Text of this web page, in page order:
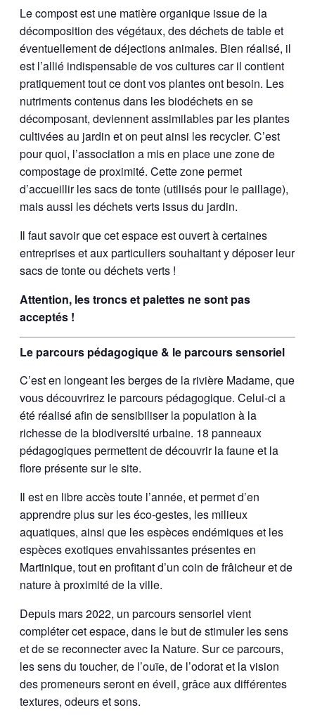
Le compost est une matière organique issue de la
décomposition des végétaux, des déchets de table et
éventuellement de déjections animales. Bien réalisé, il
est l’allié indispensable de vos cultures car il contient
pratiquement tout ce dont vos plantes ont besoin. Les
nutriments contenus dans les biodéchets en se
décomposant, deviennent assimilables par les plantes
cultivées au jardin et on peut ainsi les recycler. C’est
pour quoi, l’association a mis en place une zone de
compostage de proximité. Cette zone permet
d’accueillir les sacs de tonte (utilisés pour le paillage),
mais aussi les déchets verts issus du jardin.
Il faut savoir que cet espace est ouvert à certaines
entreprises et aux particuliers souhaitant y déposer leur
sacs de tonte ou déchets verts !
Attention, les troncs et palettes ne sont pas
acceptés !
Le parcours pédagogique & le parcours sensoriel
C’est en longeant les berges de la rivière Madame, que
vous découvrirez le parcours pédagogique. Celui-ci a
été réalisé afin de sensibiliser la population à la
richesse de la biodiversité urbaine. 18 panneaux
pédagogiques permettent de découvrir la faune et la
flore présente sur le site.
Il est en libre accès toute l’année, et permet d’en
apprendre plus sur les éco-gestes, les milieux
aquatiques, ainsi que les espèces endémiques et les
espèces exotiques envahissantes présentes en
Martinique, tout en profitant d’un coin de frâicheur et de
nature à proximité de la ville.
Depuis mars 2022, un parcours sensoriel vient
compléter cet espace, dans le but de stimuler les sens
et de se reconnecter avec la Nature. Sur ce parcours,
les sens du toucher, de l’ouïe, de l’odorat et la vision
des promeneurs seront en éveil, grâce aux différentes
textures, odeurs et sons.